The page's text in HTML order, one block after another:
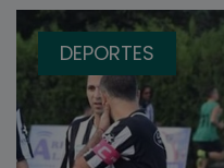
DEPORTES